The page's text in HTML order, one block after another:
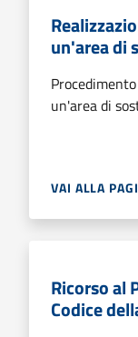
un'area di
un'area di
VAI ALLA
Ricorso al
Codice